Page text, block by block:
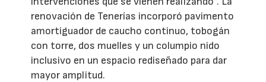
renovación de Tenerías incorporó pavimento
amortiguador de caucho continuo, tobogán
con torre, dos muelles y un columpio nido
inclusivo en un espacio rediseñado para dar
mayor amplitud.